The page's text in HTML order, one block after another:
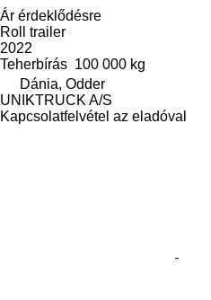
Ár érdeklődésre
Roll trailer
2022
Teherbírás 100 000 kg
Dánia, Odder
UNIKTRUCK A/S
Kapcsolatfelvétel az eladóval